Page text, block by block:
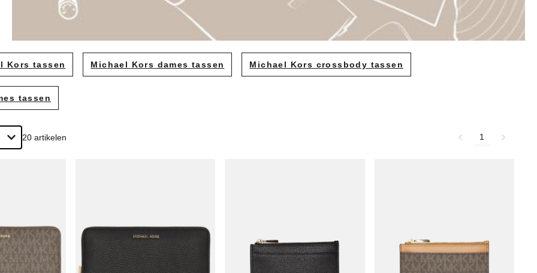
Studio Noos tassen
Kors tassen Michael Kors dames tassen Michael Kors crossbody tassen
tassen
20 artikelen 1